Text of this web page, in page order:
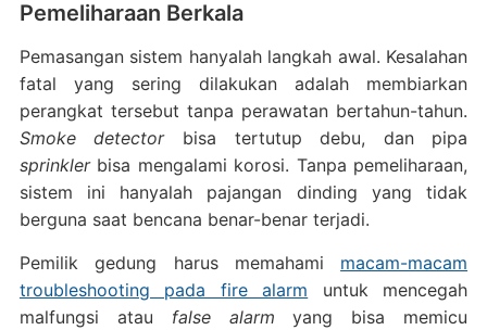
Pemeliharaan Berkala
Pemasangan sistem hanyalah langkah awal. Kesalahan
fatal yang sering dilakukan adalah membiarkan
perangkat tersebut tanpa perawatan bertahun-tahun.
Smoke detectorbisa tertutup debu, dan pipa
sprinklerbisa mengalami korosi. Tanpa pemeliharaan,
sistem ini hanyalah pajangan dinding yang tidak
berguna saat bencana benar-benar terjadi.
Pemilik gedung harus memahami macam-macam
troubleshooting pada fire alarm untuk mencegah
malfungsi atau false alarm yang bisa memicu